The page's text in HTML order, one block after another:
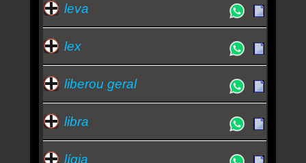
leva
lex
liberou geral
libra
lígia